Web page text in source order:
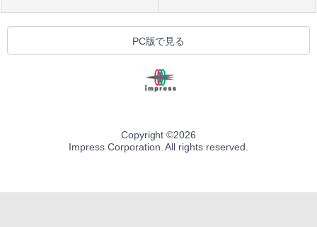
PC版で見る
Copyright ©2026
Impress Corporation. All rights reserved.